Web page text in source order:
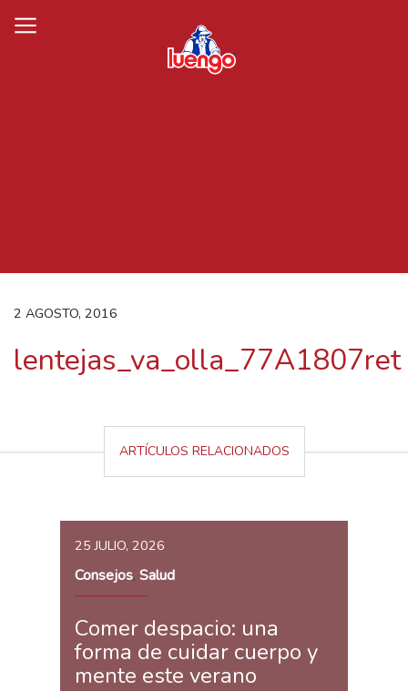
2 AGOSTO, 2016
lentejas_va_olla_77A1807ret
ARTÍCULOS RELACIONADOS
25 JULIO, 2026
Consejos, Salud
Comer despacio: una
forma de cuidar cuerpo y
mente este verano